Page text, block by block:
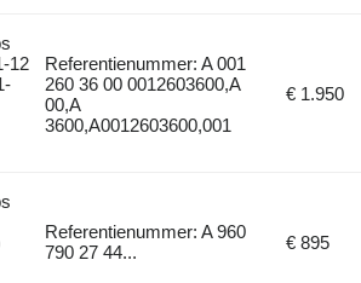
12
Referentienummer: A 001
260 36 00 0012603600,A
00,A
3600,A0012603600,001
€ 1.950
Referentienummer: A 960
790 27 44...
€ 895